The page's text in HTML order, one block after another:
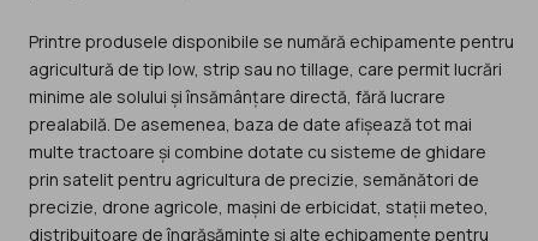
Printre produsele disponibile se numără echipamente pentru
agricultură de tip low, strip sau no tillage, care permit lucrări
minime ale solului și însămânțare directă, fără lucrare
prealabilă. De asemenea, baza de date afișează tot mai
multe tractoare și combine dotate cu sisteme de ghidare
prin satelit pentru agricultura de precizie, semănători de
precizie, drone agricole, mașini de erbicidat, stații meteo,
distribuitoare de îngrășăminte și alte echipamente pentru